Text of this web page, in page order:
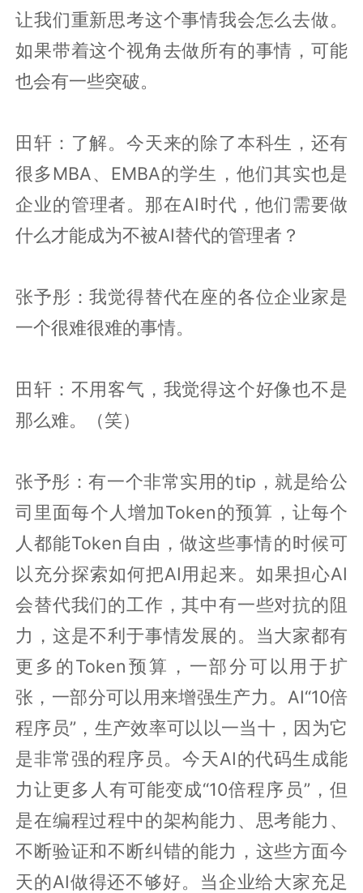
让我们重新思考这个事情我会怎么去做。
如果带着这个视角去做所有的事情，可能
也会有一些突破。
田轩：了解。今天来的除了本科生，还有
很多MBA、EMBA的学生，他们其实也是
企业的管理者。那在AI时代，他们需要做
什么才能成为不被AI替代的管理者？
张予彤：我觉得替代在座的各位企业家是
一个很难很难的事情。
田轩：不用客气，我觉得这个好像也不是
那么难。（笑）
张予彤：有一个非常实用的tip，就是给公
司里面每个人增加Token的预算，让每个
人都能Token自由，做这些事情的时候可
以充分探索如何把AI用起来。如果担心AI
会替代我们的工作，其中有一些对抗的阻
力，这是不利于事情发展的。当大家都有
更多的Token预算，一部分可以用于扩
张，一部分可以用来增强生产力。AI“10倍
程序员”，生产效率可以以一当十，因为它
是非常强的程序员。今天AI的代码生成能
力让更多人有可能变成“10倍程序员”，但
是在编程过程中的架构能力、思考能力、
不断验证和不断纠错的能力，这些方面今
天的AI做得还不够好。当企业给大家充足